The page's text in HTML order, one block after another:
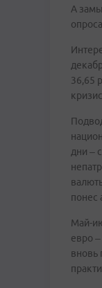
А
36,65
дни –
понес
Май-
евро
вновь